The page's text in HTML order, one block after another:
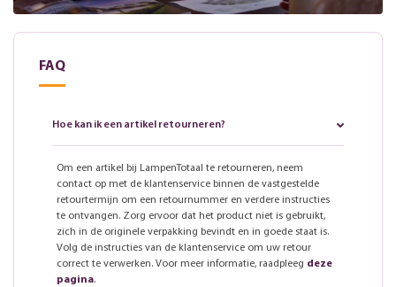
FAQ
Hoe kan ik een artikel retourneren?
Om een artikel bij LampenTotaal te retourneren, neem
contact op met de klantenservice binnen de vastgestelde
retourtermijn om een retournummer en verdere instructies
te ontvangen. Zorg ervoor dat het product niet is gebruikt,
zich in de originele verpakking bevindt en in goede staat is.
Volg de instructies van de klantenservice om uw retour
correct te verwerken. Voor meer informatie, raadpleeg deze
pagina.